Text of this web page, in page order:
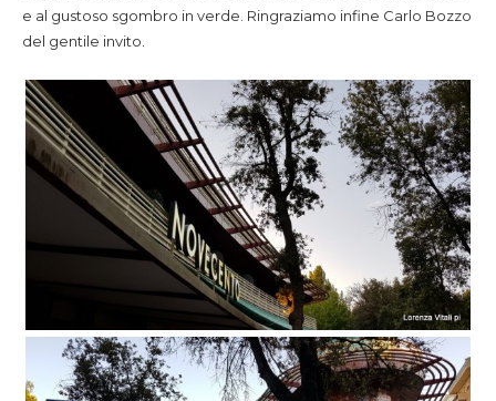
e al gustoso sgombro in verde. Ringraziamo infine Carlo Bozzo
del gentile invito.